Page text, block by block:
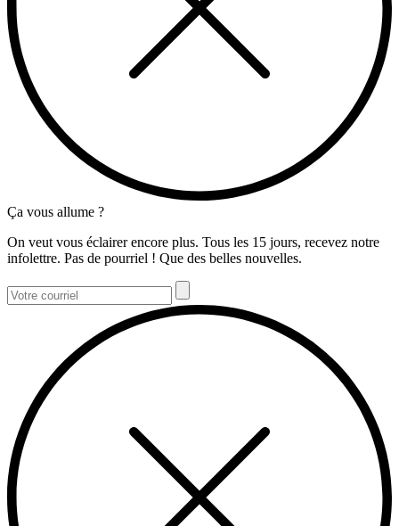
Ça vous allume ?
On veut vous éclairer encore plus. Tous les 15 jours, recevez notre
infolettre. Pas de pourriel ! Que des belles nouvelles.